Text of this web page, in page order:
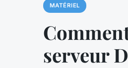
MATÉRIEL
serveur